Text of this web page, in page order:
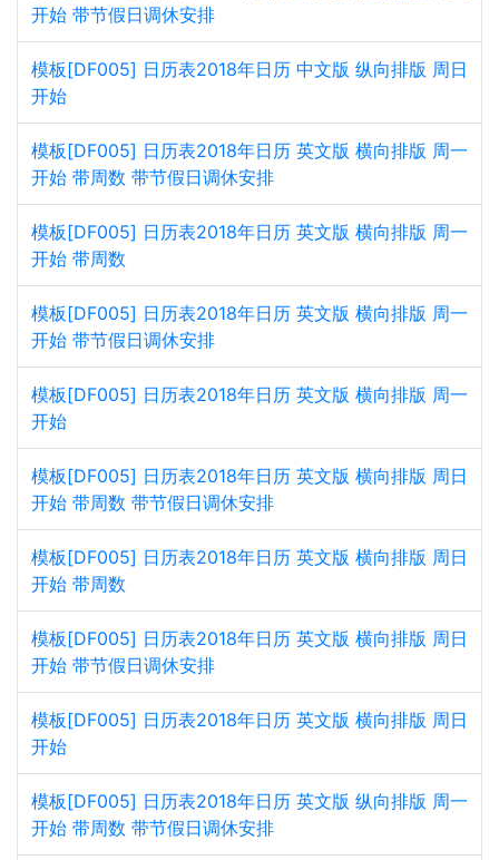
开始 带节假日调休安排
模板[DF005] 日历表2018年日历 中文版 纵向排版 周日
开始
模板[DF005] 日历表2018年日历 英文版 横向排版 周一
开始 带周数 带节假日调休安排
模板[DF005] 日历表2018年日历 英文版 横向排版 周一
开始 带周数
模板[DF005] 日历表2018年日历 英文版 横向排版 周一
开始 带节假日调休安排
模板[DF005] 日历表2018年日历 英文版 横向排版 周一
开始
模板[DF005] 日历表2018年日历 英文版 横向排版 周日
开始 带周数 带节假日调休安排
模板[DF005] 日历表2018年日历 英文版 横向排版 周日
开始 带周数
模板[DF005] 日历表2018年日历 英文版 横向排版 周日
开始 带节假日调休安排
模板[DF005] 日历表2018年日历 英文版 横向排版 周日
开始
模板[DF005] 日历表2018年日历 英文版 纵向排版 周一
开始 带周数 带节假日调休安排